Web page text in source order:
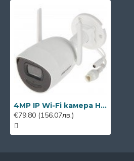
4MP IP Wi-Fi камера Hikvision DS-2CV2041G2-IDW(4mm)(W), IR 30m
€79.80 (156.07лв.)